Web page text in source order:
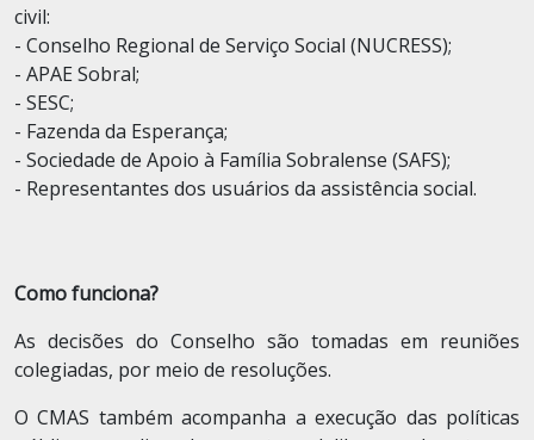
civil:
- Conselho Regional de Serviço Social (NUCRESS);
- APAE Sobral;
- SESC;
- Fazenda da Esperança;
- Sociedade de Apoio à Família Sobralense (SAFS);
- Representantes dos usuários da assistência social.
Como funciona?
As decisões do Conselho são tomadas em reuniões
colegiadas, por meio de resoluções.
O CMAS também acompanha a execução das políticas